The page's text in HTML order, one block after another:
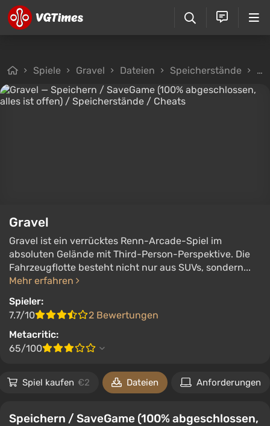
Spiele Gravel Dateien Speicherstände
Gravel
Gravel ist ein verrücktes Renn-Arcade-Spiel im
absoluten Gelände mit Third-Person-Perspektive. Die
Fahrzeugflotte besteht nicht nur aus SUVs, sondern...
Mehr erfahren
Spieler:
7.7/10
2 Bewertungen
Metacritic:
65/100
Spiel kaufen €2 Dateien Anforderungen
Speichern / SaveGame (100% abgeschlossen,